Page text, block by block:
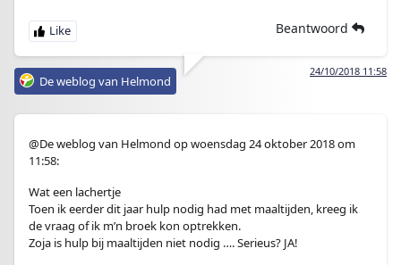
Beantwoord
24/10/2018 11:58
De weblog van Helmond
@De weblog van Helmond op woensdag 24 oktober 2018 om
11:58:
Wat een lachertje
Toen ik eerder dit jaar hulp nodig had met maaltijden, kreeg ik
de vraag of ik m’n broek kon optrekken.
Zoja is hulp bij maaltijden niet nodig …. Serieus? JA!